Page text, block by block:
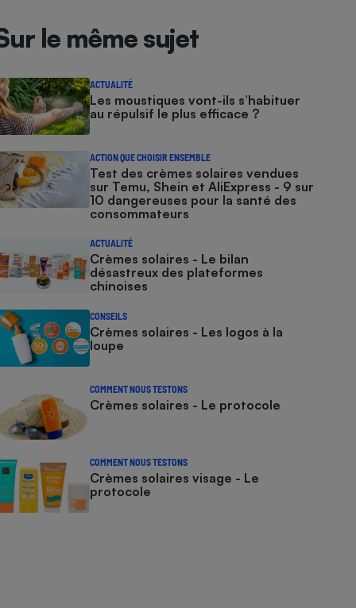
le même sujet
ACTUALITÉ
Les moustiques vont-ils s’habituer
au répulsif le plus efficace ?
ACTION QUE CHOISIR ENSEMBLE
Test des crèmes solaires vendues
sur Temu, Shein et AliExpress - 9 sur
10 dangereuses pour la santé des
consommateurs
ACTUALITÉ
Crèmes solaires - Le bilan
désastreux des plateformes
chinoises
CONSEILS
Crèmes solaires - Les logos à la
loupe
COMMENT NOUS TESTONS
Crèmes solaires - Le protocole
COMMENT NOUS TESTONS
Crèmes solaires visage - Le
protocole